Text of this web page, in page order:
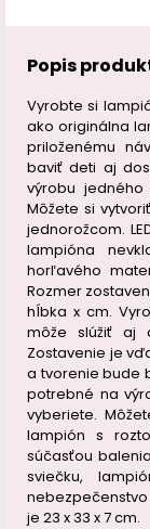
Popis
Vyrobte si
ako originálna
priloženému
baviť deti aj
výrobu
Môžete si
jednorožcom.
lampióna
horľavého
Rozmer
hĺbka x cm.
môže slúžiť aj
Zostavenie je
a tvorenie bude
potrebné na
vyberiete.
lampión s
súčasťou
sviečku,
je 23 x 33 x 7 cm.